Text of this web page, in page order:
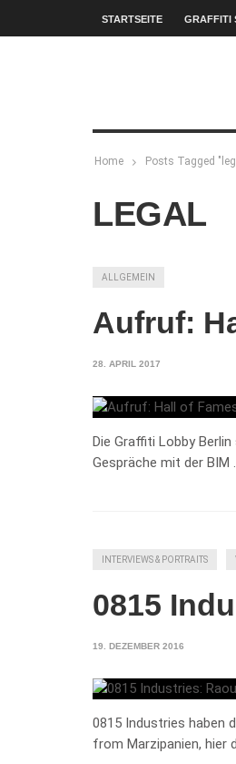
STARTSEITE GRAFFITI
Home Posts Tagged
LEGAL
ALLGEMEIN
Aufruf:
28. APRIL 2017
Die Graffiti Lobby
Gespräche mit der BIM …
INTERVIEWS & PORTRAITS
0815
19. DEZEMBER 2016
0815 Industries haben
from Marzipanien, hier